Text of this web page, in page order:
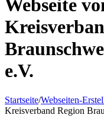
Webseite
e.V.
Startseite/Webseiten-
Kreisverband Region